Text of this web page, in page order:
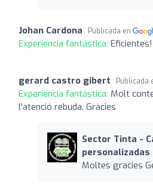
Johan Cardona Publicada en
Experiencia fantástica:
gerard castro gibert Publicada
Experiencia fantástica: Molt
l'atenció rebuda. Gràcies
Sector Tinta -
personalizadas
Moltes gracies